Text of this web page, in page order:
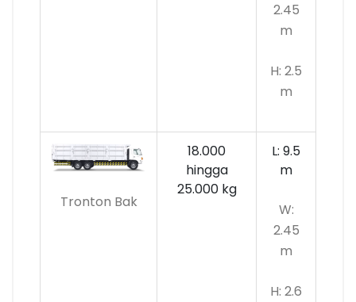
2.45
m
H: 2.5
m
Tronton Bak
18.000
hingga
25.000 kg
L: 9.5
m
W:
2.45
m
H: 2.6